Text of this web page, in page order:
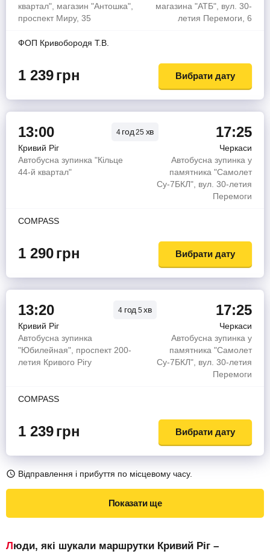
квартал", магазин "Антошка",
проспект Миру, 35
магазина "АТБ", вул. 30-
летия Перемоги, 6
ФОП Кривобородя Т.В.
1 239грн Вибрати дату
13:00 4 год25 хв 17:25
Кривий Ріг
Черкаси
Автобусна зупинка "Кільце
44-й квартал"
Автобусна зупинка у
памятника "Самолет
Су-7БКЛ", вул. 30-летия
Перемоги
COMPASS
1 290грн Вибрати дату
13:20 4 год 5хв 17:25
Кривий Ріг
Черкаси
Автобусна зупинка
"Юбилейная", проспект 200-
летия Кривого Рігу
Автобусна зупинка у
памятника "Самолет
Су-7БКЛ", вул. 30-летия
Перемоги
COMPASS
1 239грн Вибрати дату
Відправлення і прибуття по місцевому часу.
Показати ще
Люди, які шукали маршрутки Кривий Ріг –